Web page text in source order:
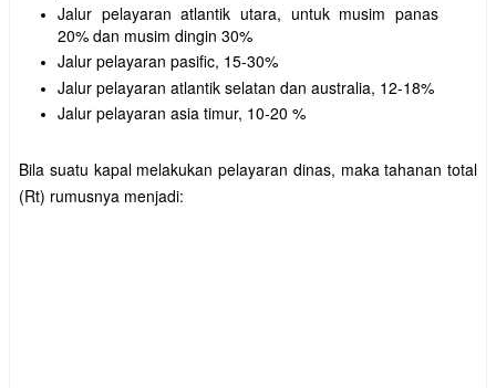
Jalur pelayaran atlantik utara, untuk musim panas
20% dan musim dingin 30%
Jalur pelayaran pasific, 15-30%
Jalur pelayaran atlantik selatan dan australia, 12-18%
Jalur pelayaran asia timur, 10-20 %
Bila suatu kapal melakukan pelayaran dinas, maka tahanan total
(Rt) rumusnya menjadi: